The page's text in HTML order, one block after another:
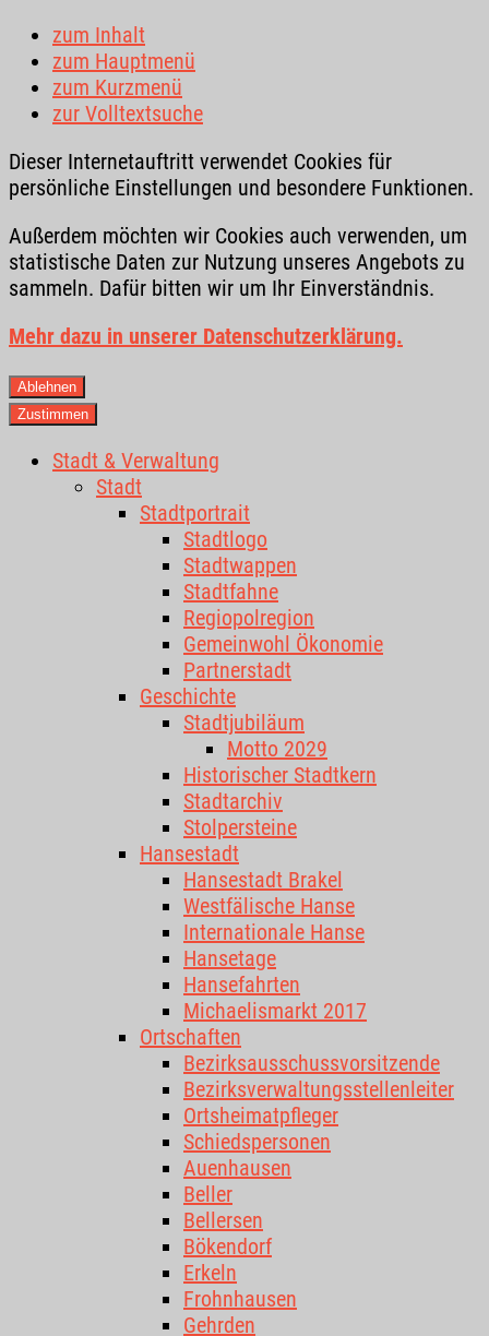
zum Inhalt
zum Hauptmenü
zum Kurzmenü
zur Volltextsuche
Dieser Internetauftritt verwendet Cookies für
persönliche Einstellungen und besondere Funktionen.
Außerdem möchten wir Cookies auch verwenden, um
statistische Daten zur Nutzung unseres Angebots zu
sammeln. Dafür bitten wir um Ihr Einverständnis.
Mehr dazu in unserer Datenschutzerklärung.
Ablehnen
Zustimmen
Stadt & Verwaltung
Stadt
Stadtportrait
Stadtlogo
Stadtwappen
Stadtfahne
Regiopolregion
Gemeinwohl Ökonomie
Partnerstadt
Geschichte
Stadtjubiläum
Motto 2029
Historischer Stadtkern
Stadtarchiv
Stolpersteine
Hansestadt
Hansestadt Brakel
Westfälische Hanse
Internationale Hanse
Hansetage
Hansefahrten
Michaelismarkt 2017
Ortschaften
Bezirksausschussvorsitzende
Bezirksverwaltungsstellenleiter
Ortsheimatpfleger
Schiedspersonen
Auenhausen
Beller
Bellersen
Bökendorf
Erkeln
Frohnhausen
Gehrden